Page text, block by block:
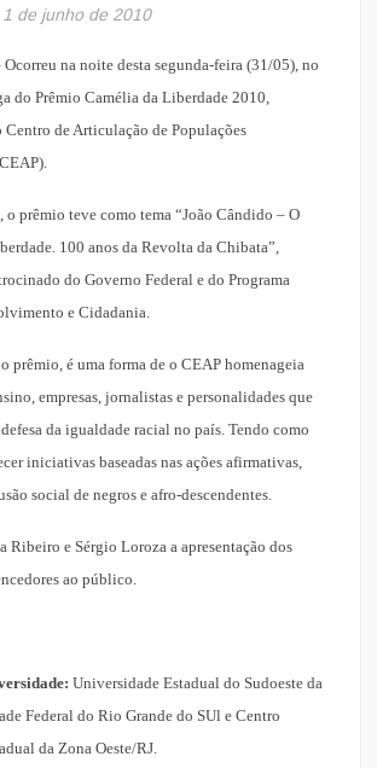
1 de junho de 2010
Ocorreu na noite desta segunda-feira (31/05), no
do Prêmio Camélia da Liberdade 2010,
de Articulação de Populações
o prêmio teve como tema “João Cândido – O
100 anos da Revolta da Chibata”,
do Governo Federal e do Programa
e Cidadania.
prêmio, é uma forma de o CEAP homenageia
empresas, jornalistas e personalidades que
defesa da igualdade racial no país. Tendo como
iniciativas baseadas nas ações afirmativas,
social de negros e afro-descendentes.
Ribeiro e Sérgio Loroza a apresentação dos
ao público.
Universidade Estadual do Sudoeste da
Federal do Rio Grande do SUl e Centro
da Zona Oeste/RJ.